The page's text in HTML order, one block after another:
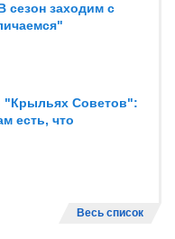
сезон заходим с
"Крыльях Советов":
есть, что
Весь список